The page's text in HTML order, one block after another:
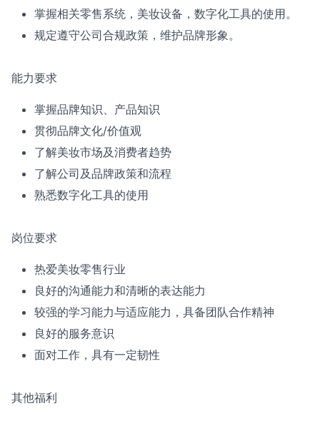
掌握相关零售系统，美妆设备，数字化工具的使用。
规定遵守公司合规政策，维护品牌形象。
能力要求
掌握品牌知识、产品知识
贯彻品牌文化/价值观
了解美妆市场及消费者趋势
了解公司及品牌政策和流程
熟悉数字化工具的使用
岗位要求
热爱美妆零售行业
良好的沟通能力和清晰的表达能力
较强的学习能力与适应能力，具备团队合作精神
良好的服务意识
面对工作，具有一定韧性
其他福利